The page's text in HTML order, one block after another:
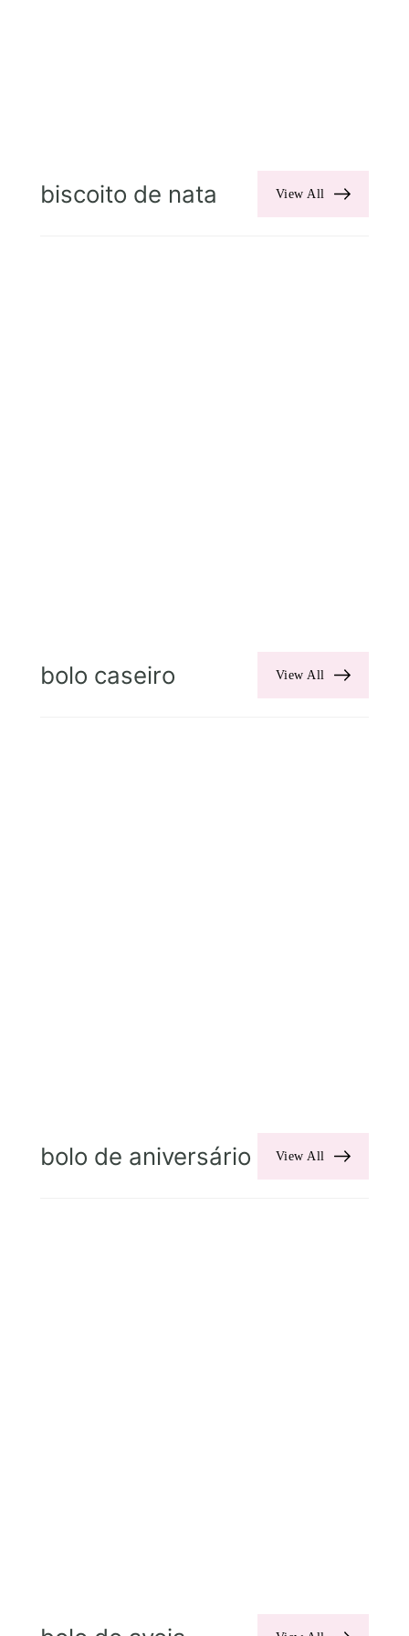
biscoito de nata View All
bolo caseiro View All
bolo de aniversário View All